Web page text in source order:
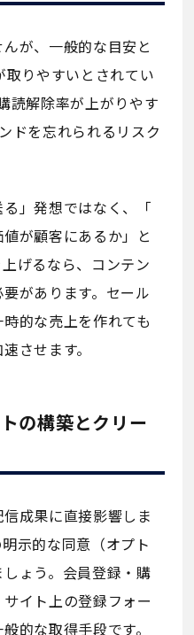
が、一般的な目安と
りやすいとされてい
読解除率が上がりやす
ドを忘れられるリスク
」発想ではなく、「
が顧客にあるか」と
げるなら、コンテン
があります。セール
的な売上を作れても
させます。
の構築とクリー
成果に直接影響しま
示的な同意（オプト
ょう。会員登録・購
イト上の登録フォー
的な取得手段です。